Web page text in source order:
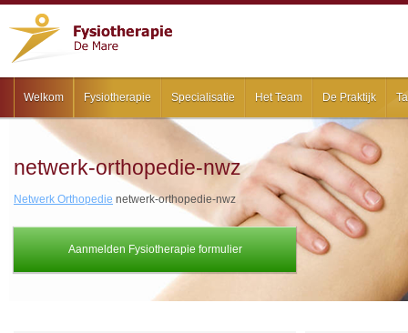
Welkom Fysiotherapie Specialisatie Het Team De Praktijk
Aanmelden Fysiotherapie formulier
netwerk-orthopedie-nwz
Netwerk Orthopedie netwerk-orthopedie-nwz